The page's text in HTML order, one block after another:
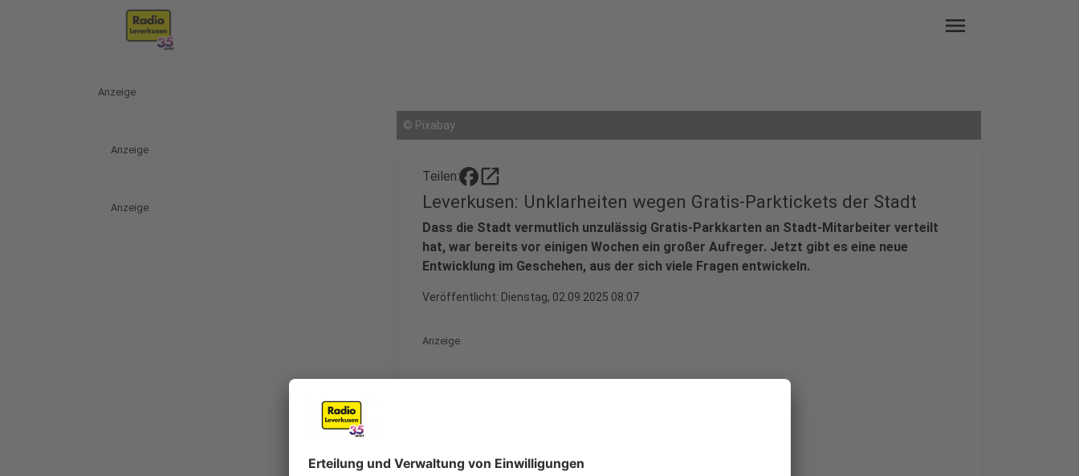
menu
Anzeige
Anzeige
Anzeige
© Pixabay
Teilen: open_in_new
Leverkusen: Unklarheiten wegen Gratis-Parktickets der Stadt
Dass die Stadt vermutlich unzulässig Gratis-Parkkarten an Stadt-Mitarbeiter verteilt
hat, war bereits vor einigen Wochen ein großer Aufreger. Jetzt gibt es eine neue
Entwicklung im Geschehen, aus der sich viele Fragen entwickeln.
Veröffentlicht: Dienstag, 02.09.2025 08:07
Anzeige